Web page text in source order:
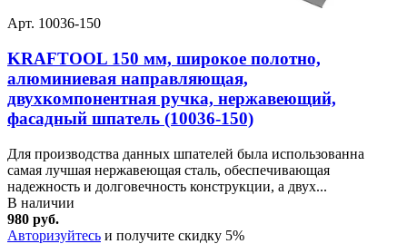
Арт. 10036-150
KRAFTOOL 150 мм, широкое полотно,
алюминиевая направляющая,
двухкомпонентная ручка, нержавеющий,
фасадный шпатель (10036-150)
Для производства данных шпателей была использованна
самая лучшая нержавеющая сталь, обеспечивающая
надежность и долговечность конструкции, а двух...
В наличии
980 руб.
Авторизуйтесь и получите скидку 5%